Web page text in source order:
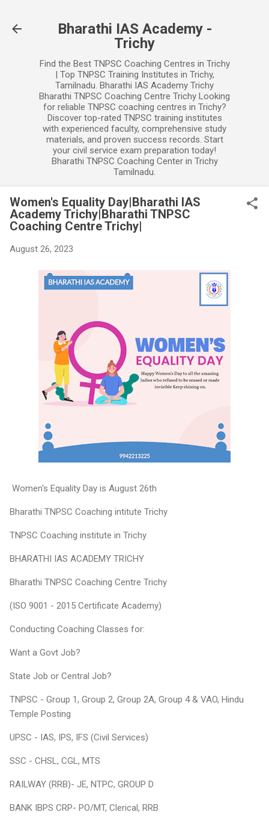
Bharathi IAS Academy -
Trichy
Find the Best TNPSC Coaching Centres in Trichy
| Top TNPSC Training Institutes in Trichy,
Tamilnadu. Bharathi IAS Academy Trichy
Bharathi TNPSC Coaching Centre Trichy Looking
for reliable TNPSC coaching centres in Trichy?
Discover top-rated TNPSC training institutes
with experienced faculty, comprehensive study
materials, and proven success records. Start
your civil service exam preparation today!
Bharathi TNPSC Coaching Center in Trichy
Tamilnadu.
Women's Equality Day|Bharathi IAS
Academy Trichy|Bharathi TNPSC
Coaching Centre Trichy|
August 26, 2023
Women's Equality Day is August 26th
Bharathi TNPSC Coaching intitute Trichy
TNPSC Coaching institute in Trichy
BHARATHI IAS ACADEMY TRICHY
Bharathi TNPSC Coaching Centre Trichy
(ISO 9001 - 2015 Certificate Academy)
Conducting Coaching Classes for:
Want a Govt Job?
State Job or Central Job?
TNPSC - Group 1, Group 2, Group 2A, Group 4 & VAO, Hindu
Temple Posting
UPSC - IAS, IPS, IFS (Civil Services)
SSC - CHSL, CGL, MTS
RAILWAY (RRB)- JE, NTPC, GROUP D
BANK IBPS CRP- PO/MT, Clerical, RRB